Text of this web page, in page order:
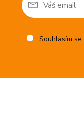
Souhlasím se